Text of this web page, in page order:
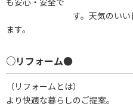
す。天気のいい日は日
ます。
○リフォーム●
（リフォームとは）
より快適な暮らしのご提案。